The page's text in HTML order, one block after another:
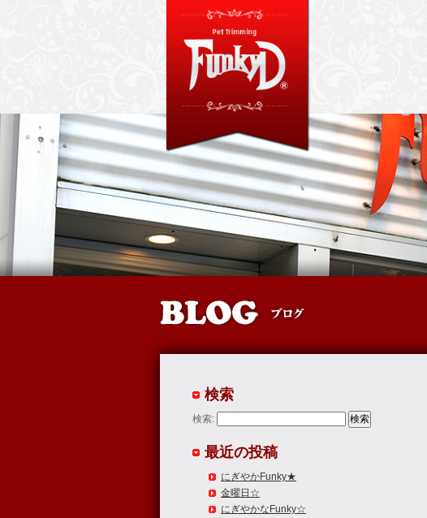
検索
検索:
最近の投稿
にぎやかFunky★
金曜日☆
にぎやかなFunky☆